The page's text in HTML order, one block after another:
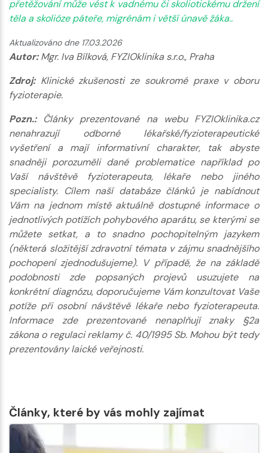
přetěžování může vést k vadnému či skoliotickému držení
těla a skolióze páteře, migrénám i větší únavě žáka..
Aktualizováno dne 17.03.2026
Autor:Mgr. Iva Bílková, FYZIOklinika s.r.o., Praha
Zdroj:Klinické zkušenosti ze soukromé praxe v oboru
fyzioterapie.
Pozn.:Články prezentované na webu FYZIOklinika.cz
nenahrazují odborné lékařské/fyzioterapeutické
vyšetření a mají informativní charakter, tak abyste
snadněji porozuměli dané problematice například po
Vaší návštěvě fyzioterapeuta, lékaře nebo jiného
specialisty. Cílem naší databáze článků je nabídnout
Vám na jednom místě aktuálně dostupné informace o
jednotlivých potížích pohybového aparátu, se kterými se
můžete setkat, a to snadno pochopitelným jazykem
(některá složitější zdravotní témata v zájmu snadnějšího
pochopení zjednodušujeme). V případě, že na základě
podobnosti zde popsaných projevů usuzujete na
konkrétní diagnózu, doporučujeme Vám konzultovat Vaše
potíže při osobní návštěvě lékaře nebo fyzioterapeuta.
Informace zde prezentované nenaplňují znaky §2a
zákona o regulaci reklamy č. 40/1995 Sb. Mohou být tedy
prezentovány laické veřejnosti.
Články, které by vás mohly zajímat